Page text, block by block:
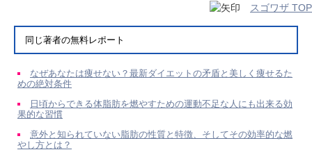
スゴワザ TOP
同じ著者の無料レポート
なぜあなたは痩せない？最新ダイエットの矛盾と美しく痩せるた
めの絶対条件
日頃からできる体脂肪を燃やすための運動不足な人にも出来る効
果的な習慣
意外と知られていない脂肪の性質と特徴、そしてその効率的な燃
やし方とは？